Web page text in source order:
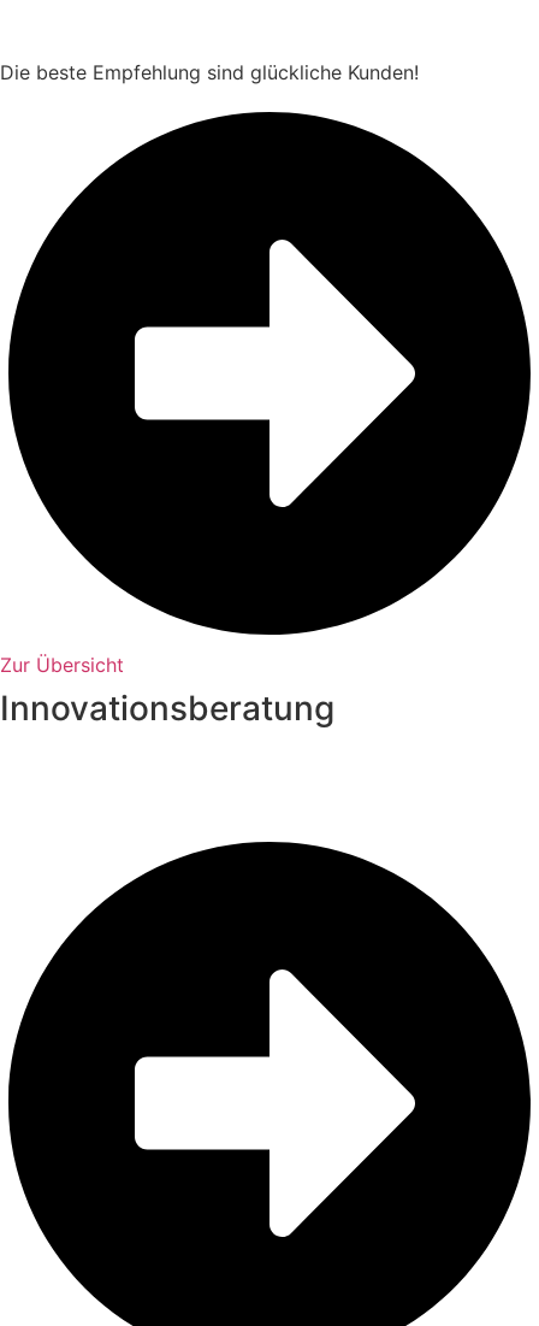
Die beste Empfehlung sind glückliche Kunden!
Zur Übersicht
Innovationsberatung